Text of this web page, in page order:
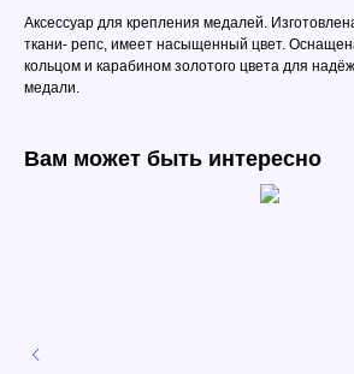
Аксессуар для крепления медалей.
ткани- репс, имеет насыщенный цвет.
кольцом и карабином золотого цвета для
медали.
Вам может быть интересно